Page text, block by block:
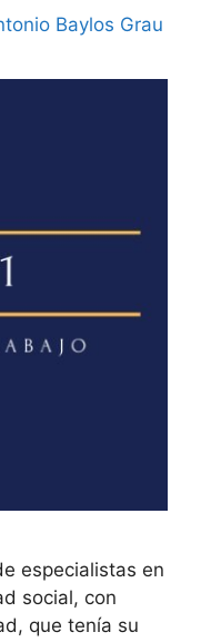
Baylos Grau
especialistas en
social, con
que tenía su